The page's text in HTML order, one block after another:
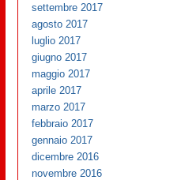
settembre 2017
agosto 2017
luglio 2017
giugno 2017
maggio 2017
aprile 2017
marzo 2017
febbraio 2017
gennaio 2017
dicembre 2016
novembre 2016